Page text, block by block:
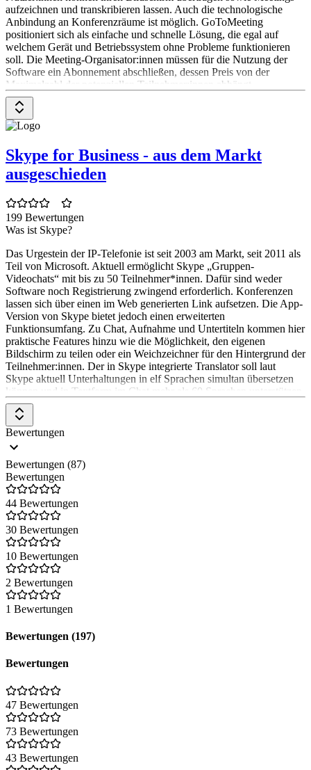
aufzeichnen und transkribieren lassen. Auch die technologische
Anbindung an Konferenzräume ist möglich. GoToMeeting
positioniert sich als einfache und schnelle Lösung, die egal auf
welchem Gerät und Betriebssystem ohne Probleme funktionieren
soll. Die Meeting-Organisator:innen müssen für die Nutzung der
Software ein Abonnement abschließen, dessen Preis von der
Maximalzahl der potenziellen Teilnehmer:innen abhängt.
Wie installiere ich GoToMeeting?
Ladet dafür einfach die Software von der GoToMeeting-Webseite
weniger Klicks auf Eurem Endgerät. GoToMeeting bietet auch
Apps im Apple App Store und im Google Play Store an.
Bei GoToMeeting Plus können bis zu 250 Personen gleichzeitig an
einer Videokonferenz teilnehmen. Lediglich 25 von ihnen können
aktivieren.
Wie kann ich alle GoToMeeting Teilnehmer:innen sehen?
Um alle Teilnehmer:innen zu sehen müsst Ihr in die
Teilnehmeransicht wechseln. Dafür klickt Ihr auf das
Bildschirmübertragungssymbol und tippt auf "Teilnehmeransicht",
um das Fenster ein- oder auszublenden. Durch Tippen lässt sich das
Fenster übrigens jederzeit schließen.
Skype for Business - aus dem Markt
ausgeschieden
199 Bewertungen
Was ist Skype?
Das Urgestein der IP-Telefonie ist seit 2003 am Markt, seit 2011 als
Teil von Microsoft. Aktuell ermöglicht Skype „Gruppen-
Videochats“ mit bis zu 50 Teilnehmer*innen. Dafür sind weder
Software noch Registrierung zwingend erforderlich. Konferenzen
lassen sich über einen im Web generierten Link aufsetzen. Die App-
Version von Skype bietet jedoch einen erweiterten
Funktionsumfang. Zu Chat, Aufnahme und Untertiteln kommen hier
praktische Features hinzu wie die Möglichkeit, den eigenen
Bildschirm zu teilen oder ein Weichzeichner für den Hintergrund der
Teilnehmer:innen. Der in Skype integrierte Translator soll laut
Skype aktuell Unterhaltungen in elf Sprachen simultan übersetzen
können und in Textform im Chat mehr als 60 Sprachen unterstützen.
Seit Sommer 2021 wurde die Business Version von Skype
abgeschaltet. Seitdem gibt es einen Link von der Seite auf Microsoft
Teams.
Bewertungen
Bewertungen (87)
Bewertungen
44 Bewertungen
30 Bewertungen
10 Bewertungen
2 Bewertungen
1 Bewertungen
Bewertungen (197)
Bewertungen
47 Bewertungen
73 Bewertungen
43 Bewertungen